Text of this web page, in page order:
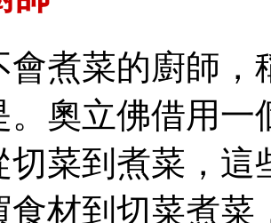
菜的廚師，
。奧立佛借用
切菜到煮菜，這
食材到切菜煮菜